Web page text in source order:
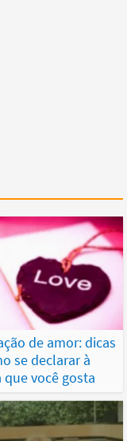
de amor: dicas
se declarar à
que você gosta